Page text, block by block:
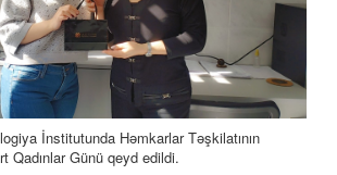
İnstitutunda Həmkarlar Təşkilatının
Qadınlar Günü qeyd edildi.